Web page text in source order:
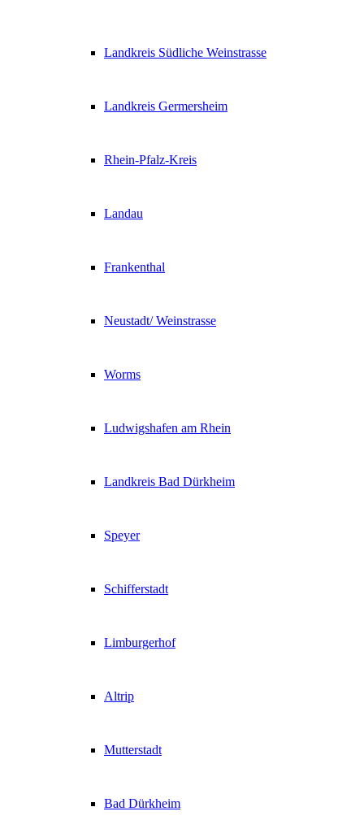
Landkreis Südliche Weinstrasse
Landkreis Germersheim
Rhein-Pfalz-Kreis
Landau
Frankenthal
Neustadt/ Weinstrasse
Worms
Ludwigshafen am Rhein
Landkreis Bad Dürkheim
Speyer
Schifferstadt
Limburgerhof
Altrip
Mutterstadt
Bad Dürkheim